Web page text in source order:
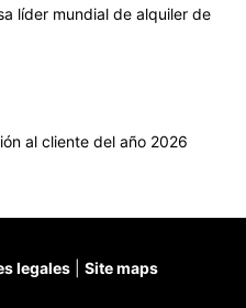
líder mundial de alquiler de
al cliente del año 2026
legales Site maps